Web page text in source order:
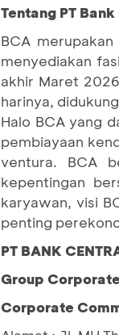
Tentang PT
BCA
menyediakan
akhir Maret
harinya,
Halo BCA yang
pembiayaan
ventura. BCA
kepentingan
karyawan, visi
penting
PT BANK
Group
Corporate